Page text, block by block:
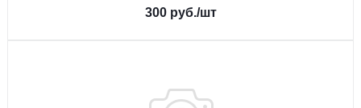
300 руб./шт